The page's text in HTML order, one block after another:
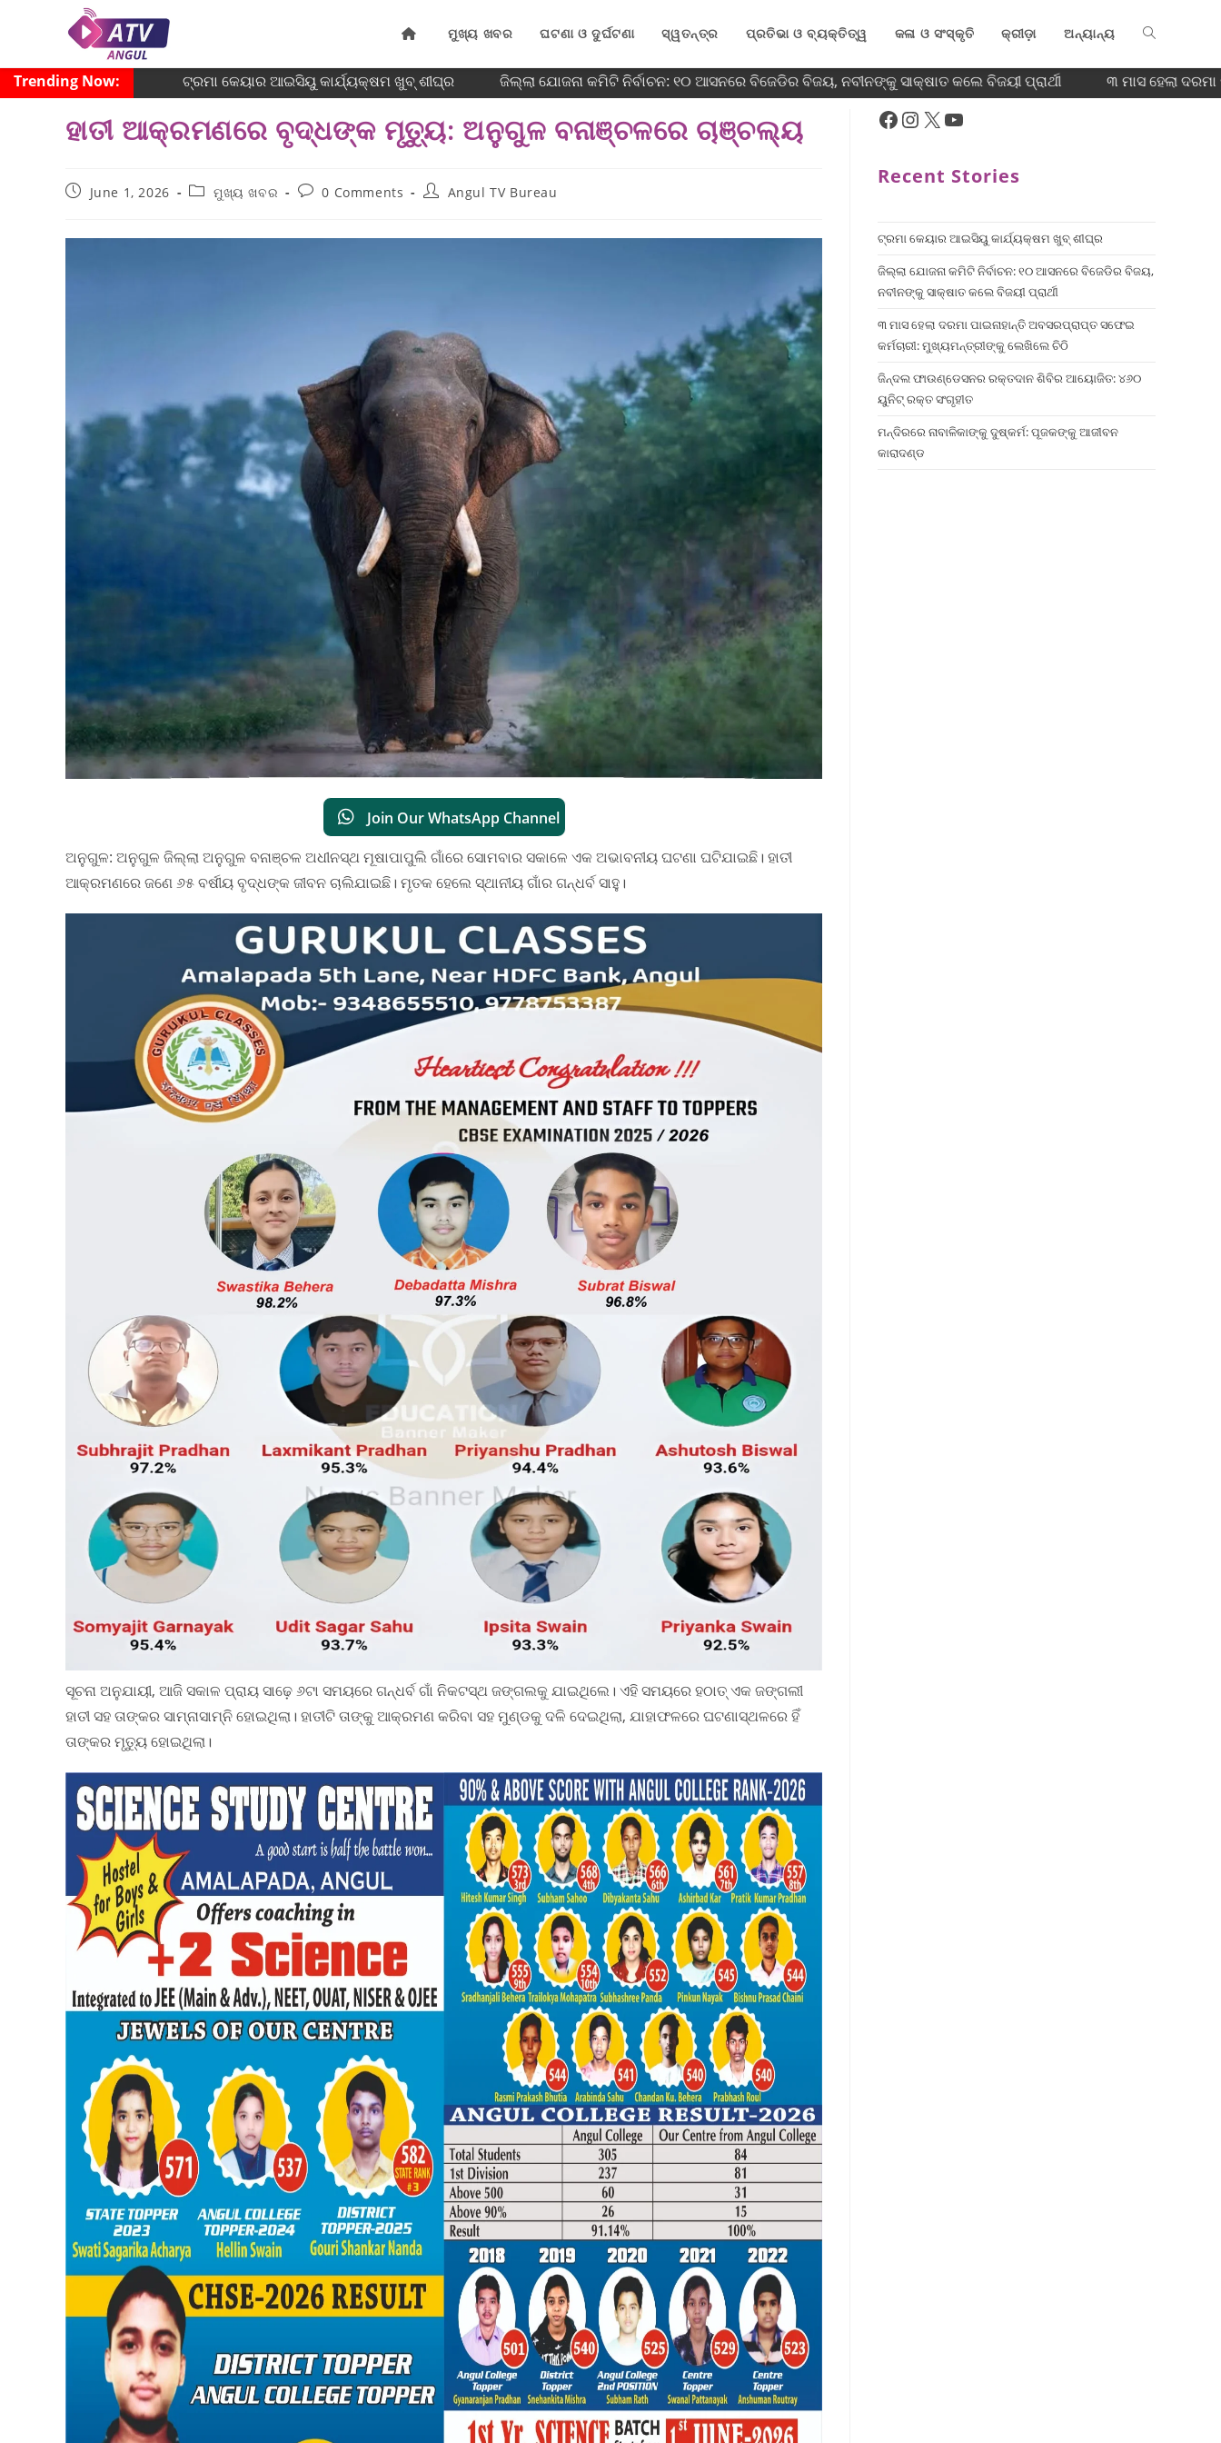
ମୁଖ୍ୟ ଖବର ଘଟଣା ଓ ଦୁର୍ଘଟଣା ସ୍ୱତନ୍ତ୍ର ପ୍ରତିଭା ଓ ବ୍ୟକ୍ତିତ୍ୱ କଳା ଓ ସଂସ୍କୃତି କ୍ରୀଡ଼ା ଅନ୍ୟାନ୍ୟ
Trending Now: ଟ୍ରମା କେୟାର ଆଇସିୟୁ କାର୍ଯ୍ୟକ୍ଷମ ଖୁବ୍ ଶୀଘ୍ର ଜିଲ୍ଲା ଯୋଜନା କମିଟି ନିର୍ବାଚନ: ୧୦ ଆସନରେ ବିଜେଡିର ବିଜୟ, ନବୀନଙ୍କୁ ସାକ୍ଷାତ କଲେ ବିଜୟୀ ପ୍ରାର୍ଥୀ ୩ ମାସ ହେଲା
ହାତୀ ଆକ୍ରମଣରେ ବୃଦ୍ଧଙ୍କ ମୃତ୍ୟୁ: ଅନୁଗୁଳ ବନାଞ୍ଚଳରେ ଚାଞ୍ଚଲ୍ୟ
June 1, 2026 ମୁଖ୍ୟ ଖବର 0 Comments Angul TV Bureau
Join Our WhatsApp Channel
ଅନୁଗୁଳ: ଅନୁଗୁଳ ଜିଲ୍ଲା ଅନୁଗୁଳ ବନାଞ୍ଚଳ ଅଧୀନସ୍ଥ ମୂଷାପାପୁଲି ଗାଁରେ ସୋମବାର ସକାଳେ ଏକ ଅଭାବନୀୟ ଘଟଣା ଘଟିଯାଇଛି। ହାତୀ
ଆକ୍ରମଣରେ ଜଣେ ୬୫ ବର୍ଷୀୟ ବୃଦ୍ଧଙ୍କ ଜୀବନ ଚାଲିଯାଇଛି। ମୃତକ ହେଲେ ସ୍ଥାନୀୟ ଗାଁର ଗନ୍ଧର୍ବ ସାହୁ।
ସୂଚନା ଅନୁଯାୟୀ, ଆଜି ସକାଳ ପ୍ରାୟ ସାଢ଼େ ୬ଟା ସମୟରେ ଗନ୍ଧର୍ବ ଗାଁ ନିକଟସ୍ଥ ଜଙ୍ଗଲକୁ ଯାଇଥିଲେ। ଏହି ସମୟରେ ହଠାତ୍ ଏକ ଜଙ୍ଗଲୀ
ହାତୀ ସହ ତାଙ୍କର ସାମ୍ନାସାମ୍ନି ହୋଇଥିଲା। ହାତୀଟି ତାଙ୍କୁ ଆକ୍ରମଣ କରିବା ସହ ମୁଣ୍ଡକୁ ଦଳି ଦେଇଥିଲା, ଯାହାଫଳରେ ଘଟଣାସ୍ଥଳରେ ହିଁ
ତାଙ୍କର ମୃତ୍ୟୁ ହୋଇଥିଲା।
Recent Stories
ଟ୍ରମା କେୟାର ଆଇସିୟୁ କାର୍ଯ୍ୟକ୍ଷମ ଖୁବ୍ ଶୀଘ୍ର
ଜିଲ୍ଲା ଯୋଜନା କମିଟି ନିର୍ବାଚନ: ୧୦ ଆସନରେ ବିଜେଡିର ବିଜୟ,
ନବୀନଙ୍କୁ ସାକ୍ଷାତ କଲେ ବିଜୟୀ ପ୍ରାର୍ଥୀ
୩ ମାସ ହେଲା ଦରମା ପାଇନାହାନ୍ତି ଅବସରପ୍ରାପ୍ତ ସଫେଇ
କର୍ମଚାରୀ: ମୁଖ୍ୟମନ୍ତ୍ରୀଙ୍କୁ ଲେଖିଲେ ଚିଠି
ଜିନ୍ଦଲ ଫାଉଣ୍ଡେସନର ରକ୍ତଦାନ ଶିବିର ଆୟୋଜିତ: ୪୬୦
ୟୁନିଟ୍ ରକ୍ତ ସଂଗୃହୀତ
ମନ୍ଦିରରେ ନାବାଳିକାଙ୍କୁ ଦୁଷ୍କର୍ମ: ପୂଜକଙ୍କୁ ଆଜୀବନ
କାରାଦଣ୍ଡ